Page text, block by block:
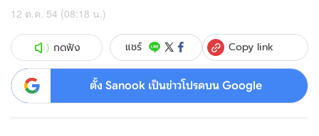
12 ต.ค. 54 (08:18 น.)
กดฟัง แชร์ Copy link
ตั้ง Sanook เป็นข่าวโปรดบน Google